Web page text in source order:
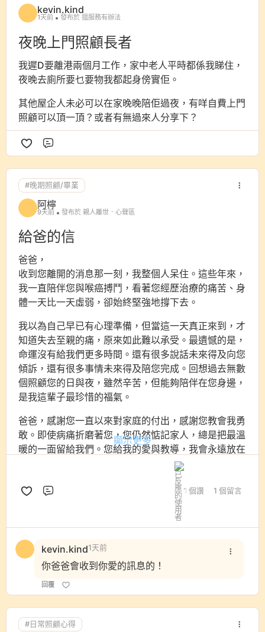
kevin.kind
1天前 發布於 搵服務有辦法
夜晚上門照顧長者
我遲D要離港兩個月工作，家中老人平時都係我睇住，
夜晚去廁所要乜要物我都起身傍實佢。
其他屋企人未必可以在家晚晚陪佢過夜，有咩自費上門
照顧可以頂一頂？或者有無過來人分享下？
#晚期照顧/畢業
阿檸
9天前 發布於 親人離世．心聲區
給爸的信
爸爸，
收到您離開的消息那一刻，我整個人呆住。這些年來，
我一直陪伴您與喉癌搏鬥，看著您經歷治療的痛苦、身
體一天比一天虛弱，卻始終堅強地撐下去。
我以為自己早已有心理準備，但當這一天真正來到，才
知道失去至親的痛，原來如此難以承受。最遺憾的是，
命運沒有給我們更多時間。還有很多說話未來得及向您
傾訴，還有很多事情未來得及陪您完成。回想過去無數
個照顧您的日與夜，雖然辛苦，但能夠陪伴在您身邊，
是我這輩子最珍惜的福氣。
爸爸，感謝您一直以來對家庭的付出，感謝您教會我勇
敢。即使病痛折磨著您，您仍然惦記家人，總是把最溫
暖的一面留給我們。您給我的愛與教導，我會永遠放在
心裡。如今您終於不用再受病痛煎熬，可以好好休息
願您在另一個世界重拾平安與快樂，也願您能與嫲嫲二
伯團聚，彼此照應，不再有眼淚與苦楚。
爸爸，請放心，我會好好生活。雖然再也看不見您的身
影，但您永遠住在我的心裡。
願您一路走好。
永遠懷念您的女兒。
顯示更多
1 個讚 1 個留言
kevin.kind1天前
你爸爸會收到你愛的訊息的！
回覆
#日常照顧心得